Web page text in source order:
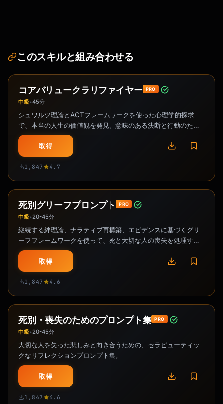
このスキルと組み合わせる
コアバリュークラリファイヤー PRO
中級•45分
シュワルツ理論とACTフレームワークを使った心理学的探求
で、本当の人生の価値観を発見。意味のある決断と行動のため
に、目標を大切なものに整合させましょう。
取得
1,847 4.7
死別グリーフプロンプト PRO
中級•20-45分
継続する絆理論、ナラティブ再構築、エビデンスに基づくグリ
ーフフレームワークを使って、死と大切な人の喪失を処理する
ためのセラピー的な振り返りプロンプトです。
取得
1,847 4.6
死別・喪失のためのプロンプト集 PRO
中級•20-45分
大切な人を失った悲しみと向き合うための、セラピューティッ
クなリフレクションプロンプト集。
取得
1,847 4.6